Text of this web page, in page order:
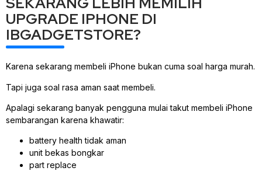
UPGRADE IPHONE DI
IBGADGETSTORE?
Karena sekarang membeli iPhone bukan cuma soal harga murah.
Tapi juga soal rasa aman saat membeli.
Apalagi sekarang banyak pengguna mulai takut membeli iPhone
sembarangan karena khawatir:
battery health tidak aman
unit bekas bongkar
part replace